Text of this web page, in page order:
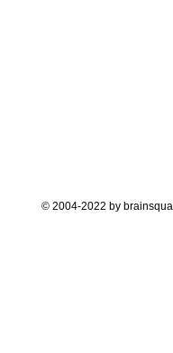
© 2004-2022 by